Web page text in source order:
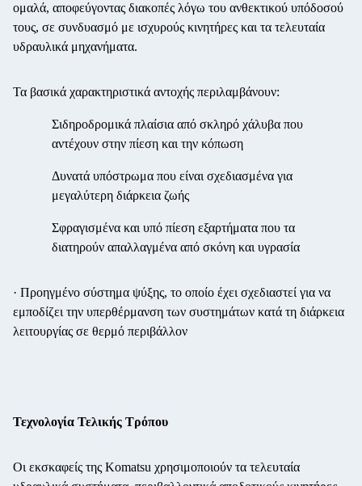
ομαλά, αποφεύγοντας διακοπές λόγω του ανθεκτικού υπόδοσού
τους, σε συνδυασμό με ισχυρούς κινητήρες και τα τελευταία
υδραυλικά μηχανήματα.
Τα βασικά χαρακτηριστικά αντοχής περιλαμβάνουν:
Σιδηροδρομικά πλαίσια από σκληρό χάλυβα που
αντέχουν στην πίεση και την κόπωση
Δυνατά υπόστρωμα που είναι σχεδιασμένα για
μεγαλύτερη διάρκεια ζωής
Σφραγισμένα και υπό πίεση εξαρτήματα που τα
διατηρούν απαλλαγμένα από σκόνη και υγρασία
· Προηγμένο σύστημα ψύξης, το οποίο έχει σχεδιαστεί για να
εμποδίζει την υπερθέρμανση των συστημάτων κατά τη διάρκεια
λειτουργίας σε θερμό περιβάλλον
Τεχνολογία Τελικής Τρόπου
Οι εκσκαφείς της Komatsu χρησιμοποιούν τα τελευταία